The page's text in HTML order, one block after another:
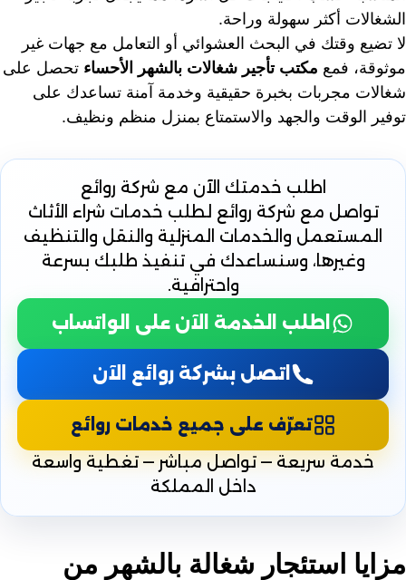
الشغالات أكثر سهولة وراحة.
لا تضيع وقتك في البحث العشوائي أو التعامل مع جهات غير
موثوقة، فمع مكتب تأجير شغالات بالشهر الأحساء تحصل على
شغالات مجربات بخبرة حقيقية وخدمة آمنة تساعدك على
توفير الوقت والجهد والاستمتاع بمنزل منظم ونظيف.
اطلب خدمتك الآن مع شركة روائع
تواصل مع شركة روائع لطلب خدمات شراء الأثاث
المستعمل والخدمات المنزلية والنقل والتنظيف
وغيرها، وسنساعدك في تنفيذ طلبك بسرعة
واحترافية.
اطلب الخدمة الآن على الواتساب
اتصل بشركة روائع الآن
تعرّف على جميع خدمات روائع
خدمة سريعة — تواصل مباشر — تغطية واسعة
داخل المملكة
مزايا استئجار شغالة بالشهر من